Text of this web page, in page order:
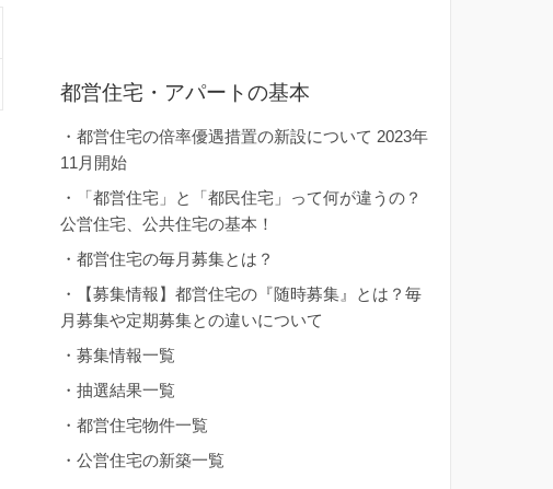
都営住宅・アパートの基本
・都営住宅の倍率優遇措置の新設について 2023年
11月開始
・
「都営住宅」と「都民住宅」って何が違うの？
公営住宅、公共住宅の基本！
・都営住宅の毎月募集とは？
・
【募集情報】都営住宅の『随時募集』とは？毎
月募集や定期募集との違いについて
・募集情報一覧
・抽選結果一覧
・都営住宅物件一覧
・公営住宅の新築一覧